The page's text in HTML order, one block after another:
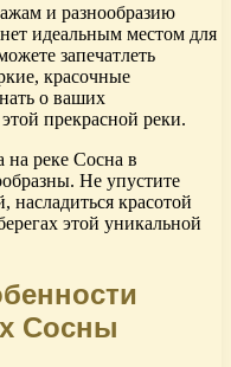
и разнообразию
идеальным местом для
запечатлеть
красочные
о ваших
прекрасной реки.
на реке Сосна в
Не упустите
красотой
этой уникальной
Сосны